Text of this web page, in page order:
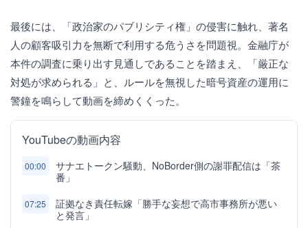
最後には、「政治家のパブリシティ権」の侵害に触れ、著名
人の顧客吸引力を無断で利用する危うさを問題視。金融庁が
本件の調査に乗り出す見通しであることを踏まえ、「厳正な
対処が求められる」と、ルールを無視した暗号資産の運用に
警鐘を鳴らして動画を締めくくった。
YouTubeの動画内容
00:00
サナエトークン騒動、NoBorder側の謝罪配信は「茶
番」
07:25
証拠なき責任転嫁「勝手な妄想で高市事務所が悪い
と発言」